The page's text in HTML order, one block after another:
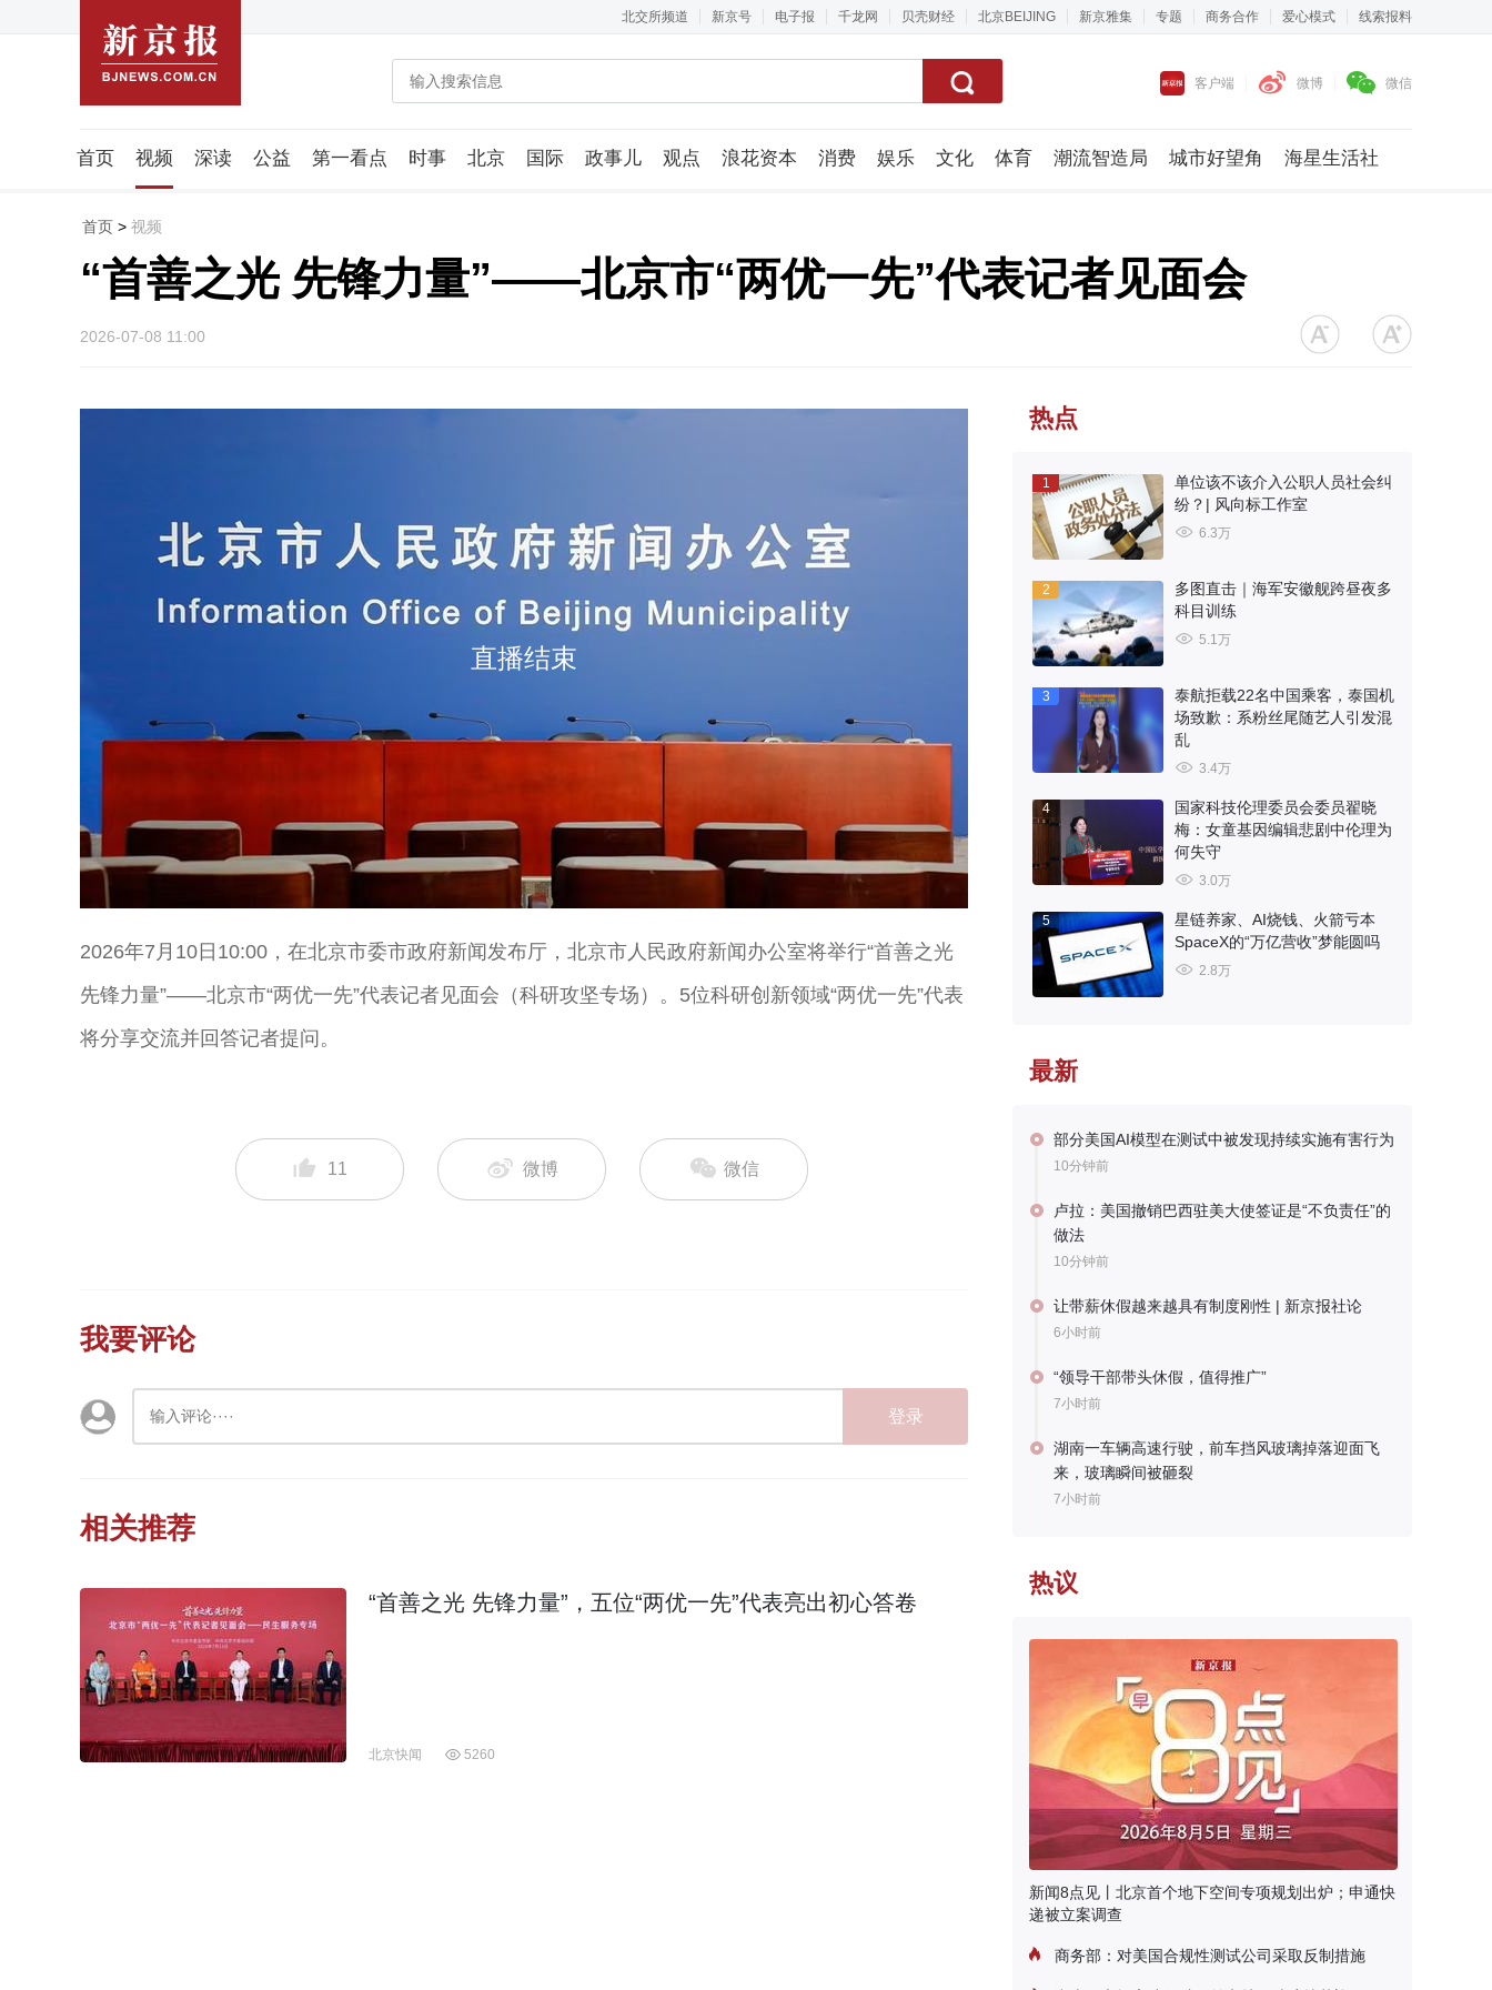
北交所频道 新京号 电子报 千龙网 贝壳财经 北京BEIJING 新京雅集 专题 商务合作 爱心模式 线索报料
客户端 微博 微信
首页 视频 深读 公益 第一看点 时事 北京 国际 政事儿 观点 浪花资本 消费 娱乐 文化 体育 潮流智造局 城市好望角 海星生活社
教育 图说
首页 > 视频
“首善之光 先锋力量”——北京市“两优一先”代表记者见面会
2026-07-08 11:00
直播结束
2026年7月10日10:00，在北京市委市政府新闻发布厅，北京市人民政府新闻办公室将举行“首善之光
先锋力量”——北京市“两优一先”代表记者见面会（科研攻坚专场）。5位科研创新领域“两优一先”代表
将分享交流并回答记者提问。
11 微博 微信
我要评论
登录
相关推荐
“首善之光 先锋力量”，五位“两优一先”代表亮出初心答卷
北京快闻 5260
热点
1
单位该不该介入公职人员社会纠
纷？| 风向标工作室
6.3万
2
多图直击｜海军安徽舰跨昼夜多
科目训练
5.1万
3
泰航拒载22名中国乘客，泰国机
场致歉：系粉丝尾随艺人引发混
乱
3.4万
4
国家科技伦理委员会委员翟晓
梅：女童基因编辑悲剧中伦理为
何失守
3.0万
5
星链养家、AI烧钱、火箭亏本
SpaceX的“万亿营收”梦能圆吗
2.8万
最新
部分美国AI模型在测试中被发现持续实施有害行为
10分钟前
卢拉：美国撤销巴西驻美大使签证是“不负责任”的
做法
10分钟前
让带薪休假越来越具有制度刚性 | 新京报社论
6小时前
“领导干部带头休假，值得推广”
7小时前
湖南一车辆高速行驶，前车挡风玻璃掉落迎面飞
来，玻璃瞬间被砸裂
7小时前
热议
新闻8点见丨北京首个地下空间专项规划出炉；申通快
递被立案调查
商务部：对美国合规性测试公司采取反制措施